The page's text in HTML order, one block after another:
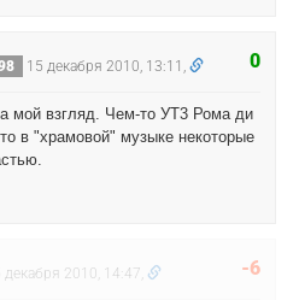
0
15 декабря 2010, 13:11,
мой взгляд. Чем-то УТ3 Рома ди
в "храмовой" музыке некоторые
-6
декабря 2010, 14:47,